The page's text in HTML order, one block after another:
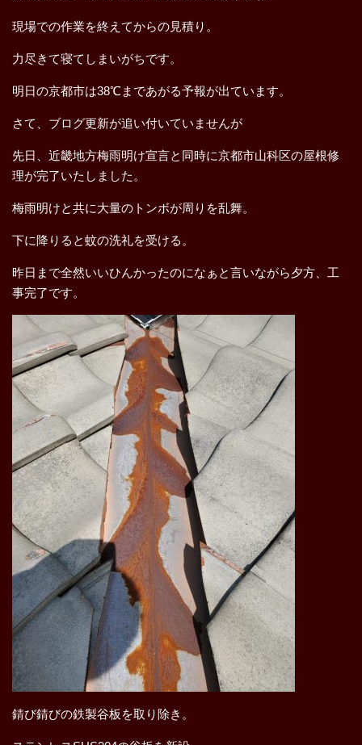
現場での作業を終えてからの見積り。
力尽きて寝てしまいがちです。
明日の京都市は38℃まであがる予報が出ています。
さて、ブログ更新が追い付いていませんが
先日、近畿地方梅雨明け宣言と同時に京都市山科区の屋根修
理が完了いたしました。
梅雨明けと共に大量のトンボが周りを乱舞。
下に降りると蚊の洗礼を受ける。
昨日まで全然いいひんかったのになぁと言いながら夕方、工
事完了です。
錆び錆びの鉄製谷板を取り除き。